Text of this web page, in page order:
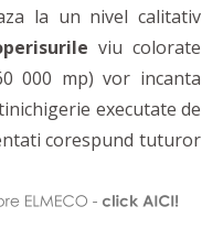
la un nivel calitativ
viu colorate
000 mp) vor incanta
executate de
corespund tuturor